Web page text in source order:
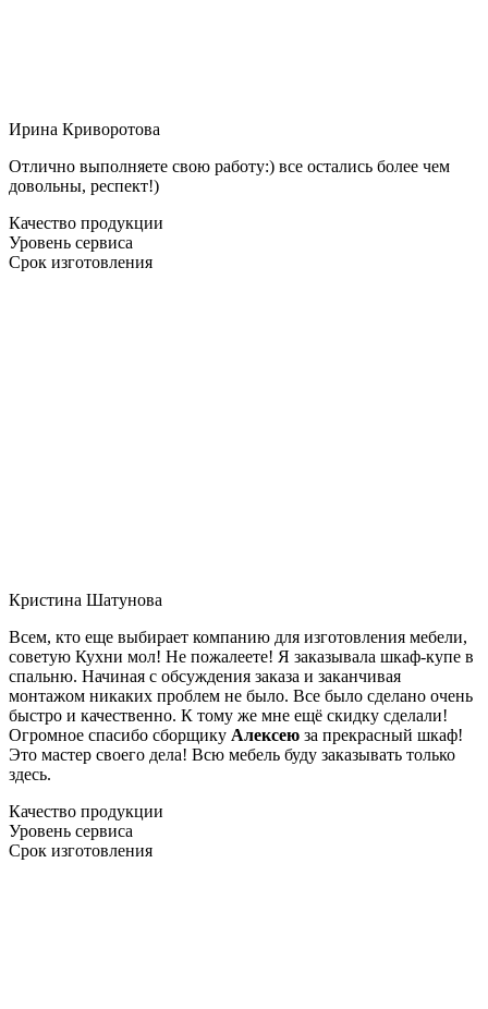
Ирина Криворотова
Отлично выполняете свою работу:) все остались более чем
довольны, респект!)
Качество продукции
Уровень сервиса
Срок изготовления
Кристина Шатунова
Всем, кто еще выбирает компанию для изготовления мебели,
советую Кухни мол! Не пожалеете! Я заказывала шкаф-купе в
спальню. Начиная с обсуждения заказа и заканчивая
монтажом никаких проблем не было. Все было сделано очень
быстро и качественно. К тому же мне ещё скидку сделали!
Огромное спасибо сборщику Алексею за прекрасный шкаф!
Это мастер своего дела! Всю мебель буду заказывать только
здесь.
Качество продукции
Уровень сервиса
Срок изготовления